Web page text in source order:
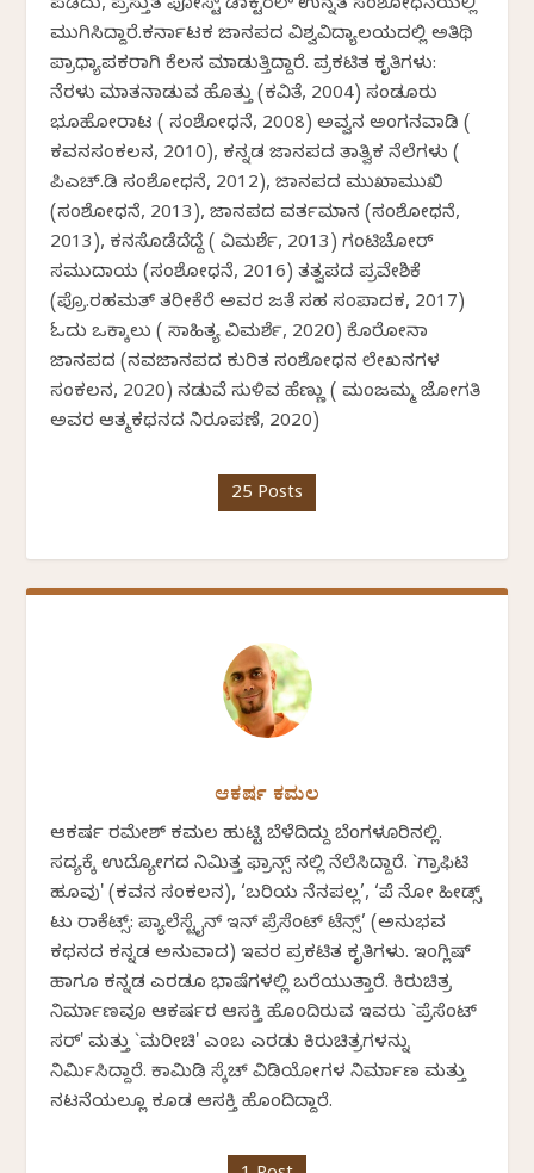
ಪಡೆದು, ಪ್ರಸ್ತುತ ಪೋಸ್ಟ್ ಡಾಕ್ಟರಲ್ ಉನ್ನತ ಸಂಶೋಧನೆಯಲ್ಲಿ
ಮುಗಿಸಿದ್ದಾರೆ.ಕರ್ನಾಟಕ ಜಾನಪದ ವಿಶ್ವವಿದ್ಯಾಲಯದಲ್ಲಿ ಅತಿಥಿ
ಪ್ರಾಧ್ಯಾಪಕರಾಗಿ ಕೆಲಸ ಮಾಡುತ್ತಿದ್ದಾರೆ. ಪ್ರಕಟಿತ ಕೃತಿಗಳು:
ನೆರಳು ಮಾತನಾಡುವ ಹೊತ್ತು (ಕವಿತೆ, 2004) ಸಂಡೂರು
ಭೂಹೋರಾಟ ( ಸಂಶೋಧನೆ, 2008) ಅವ್ವನ ಅಂಗನವಾಡಿ (
ಕವನಸಂಕಲನ, 2010), ಕನ್ನಡ ಜಾನಪದ ತಾತ್ವಿಕ ನೆಲೆಗಳು (
ಪಿಎಚ್.ಡಿ ಸಂಶೋಧನೆ, 2012), ಜಾನಪದ ಮುಖಾಮುಖಿ
(ಸಂಶೋಧನೆ, 2013), ಜಾನಪದ ವರ್ತಮಾನ (ಸಂಶೋಧನೆ,
2013), ಕನಸೊಡೆದೆದ್ದೆ ( ವಿಮರ್ಶೆ, 2013) ಗಂಟಿಚೋರ್
ಸಮುದಾಯ (ಸಂಶೋಧನೆ, 2016) ತತ್ವಪದ ಪ್ರವೇಶಿಕೆ
(ಪ್ರೊ.ರಹಮತ್ ತರೀಕೆರೆ ಅವರ ಜತೆ ಸಹ ಸಂಪಾದಕ, 2017)
ಓದು ಒಕ್ಕಾಲು ( ಸಾಹಿತ್ಯ ವಿಮರ್ಶೆ, 2020) ಕೊರೋನಾ
ಜಾನಪದ (ನವಜಾನಪದ ಕುರಿತ ಸಂಶೋಧನ ಲೇಖನಗಳ
ಸಂಕಲನ, 2020) ನಡುವೆ ಸುಳಿವ ಹೆಣ್ಣು ( ಮಂಜಮ್ಮ ಜೋಗತಿ
ಅವರ ಆತ್ಮಕಥನದ ನಿರೂಪಣೆ, 2020)
25 Posts
ಆಕರ್ಷ ಕಮಲ
ಆಕರ್ಷ ರಮೇಶ್ ಕಮಲ ಹುಟ್ಟಿ ಬೆಳೆದಿದ್ದು ಬೆಂಗಳೂರಿನಲ್ಲಿ.
ಸದ್ಯಕ್ಕೆ ಉದ್ಯೋಗದ ನಿಮಿತ್ತ ಫ್ರಾನ್ಸ್ ನಲ್ಲಿ ನೆಲೆಸಿದ್ದಾರೆ. `ಗ್ರಾಫಿಟಿ
ಹೂವು' (ಕವನ ಸಂಕಲನ), ‘ಬರಿಯ ನೆನಪಲ್ಲ’, ‘ಪೆ ನೋ ಹೀಡ್ಸ್
ಟು ರಾಕೆಟ್ಸ್: ಪ್ಯಾಲೆಸ್ಟೈನ್ ಇನ್ ಪ್ರೆಸೆಂಟ್ ಟೆನ್ಸ್’ (ಅನುಭವ
ಕಥನದ ಕನ್ನಡ ಅನುವಾದ) ಇವರ ಪ್ರಕಟಿತ ಕೃತಿಗಳು. ಇಂಗ್ಲಿಷ್‌
ಹಾಗೂ ಕನ್ನಡ ಎರಡೂ ಭಾಷೆಗಳಲ್ಲಿ ಬರೆಯುತ್ತಾರೆ. ಕಿರುಚಿತ್ರ
ನಿರ್ಮಾಣವೂ ಆಕರ್ಷರ ಆಸಕ್ತಿ ಹೊಂದಿರುವ ಇವರು `ಪ್ರೆಸೆಂಟ್
ಸರ್' ಮತ್ತು `ಮರೀಚಿ' ಎಂಬ ಎರಡು ಕಿರುಚಿತ್ರಗಳನ್ನು
ನಿರ್ಮಿಸಿದ್ದಾರೆ. ಕಾಮಿಡಿ ಸ್ಕೆಚ್ ವಿಡಿಯೋಗಳ ನಿರ್ಮಾಣ ಮತ್ತು
ನಟನೆಯಲ್ಲೂ ಕೂಡ ಆಸಕ್ತಿ ಹೊಂದಿದ್ದಾರೆ.